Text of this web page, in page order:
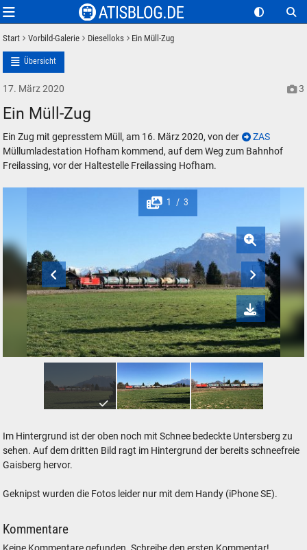
Start Vorbild-Galerie Dieselloks Ein Müll-Zug
Übersicht
17. März 2020 3
Ein Müll-Zug
Ein Zug mit gepresstem Müll, am 16. März 2020, von der
ZAS
Müllumladestation Hofham kommend, auf dem Weg zum Bahnhof
Freilassing, vor der Haltestelle Freilassing Hofham.
Müll-Zug vor Freilassing
1 / 3
Im Hintergrund ist der oben noch mit Schnee bedeckte Untersberg zu
sehen. Auf dem dritten Bild ragt im Hintergrund der bereits schneefreie
Gaisberg hervor.
Geknipst wurden die Fotos leider nur mit dem Handy (iPhone SE).
Kommentare